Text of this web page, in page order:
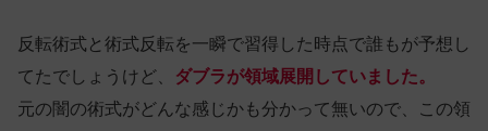
反転術式と術式反転を一瞬で習得した時点で誰もが予想し
てたでしょうけど、
ダブラが領域展開していました。
元の闇の術式がどんな感じかも分かって無いので、この領